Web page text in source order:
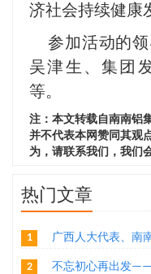
济社会持续健康
参加活动的领
吴津生、集团
等。
注：本文转载自南南铝
并不代表本网赞同其观
为，请联系我们，我们
热门文章
1 广西人大代表、南南铝业股份有
2 不忘初心再出发—— 南南